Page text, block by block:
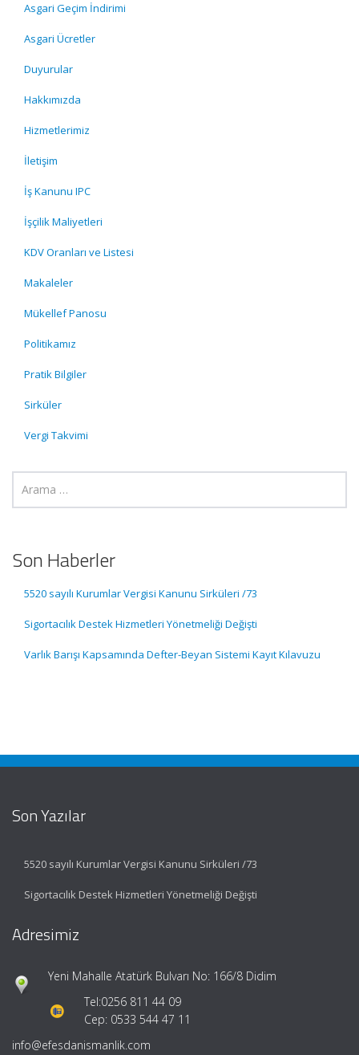
Asgari Geçim İndirimi
Asgari Ücretler
Duyurular
Hakkımızda
Hizmetlerimiz
İletişim
İş Kanunu IPC
İşçilik Maliyetleri
KDV Oranları ve Listesi
Makaleler
Mükellef Panosu
Politikamız
Pratik Bilgiler
Sirküler
Vergi Takvimi
Son Haberler
5520 sayılı Kurumlar Vergisi Kanunu Sirküleri /73
Sigortacılık Destek Hizmetleri Yönetmeliği Değişti
Varlık Barışı Kapsamında Defter-Beyan Sistemi Kayıt Kılavuzu
Son Yazılar
5520 sayılı Kurumlar Vergisi Kanunu Sirküleri /73
Sigortacılık Destek Hizmetleri Yönetmeliği Değişti
Adresimiz
Yeni Mahalle Atatürk Bulvarı No: 166/8 Didim
Tel:0256 811 44 09
Cep: 0533 544 47 11
info@efesdanismanlik.com